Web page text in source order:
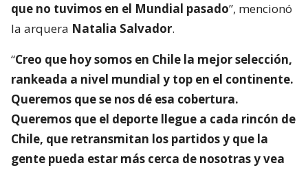
que no tuvimos en el Mundial pasado”, mencionó
la arquera Natalia Salvador.
“Creo que hoy somos en Chile la mejor selección,
rankeada a nivel mundial y top en el continente.
Queremos que se nos dé esa cobertura.
Queremos que el deporte llegue a cada rincón de
Chile, que retransmitan los partidos y que la
gente pueda estar más cerca de nosotras y vea